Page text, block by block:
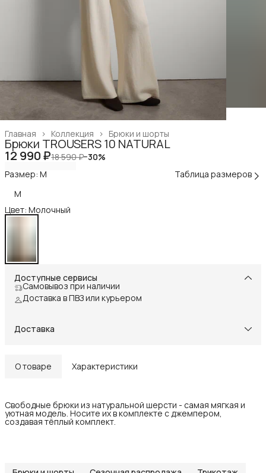
Брюки и шорты
Коллекция ›
Главная ›
Брюки TROUSERS 10 NATURAL
12 990 ₽18 590 ₽−30%
Размер: M
Таблица размеров
M
Цвет: Молочный
Доступные сервисы
Самовывоз при наличии
Доставка в ПВЗ или курьером
Доставка
О товаре Характеристики
Свободные брюки из натуральной шерсти - самая мягкая и
уютная модель. Носите их в комплекте с джемпером,
создавая тёплый комплект.